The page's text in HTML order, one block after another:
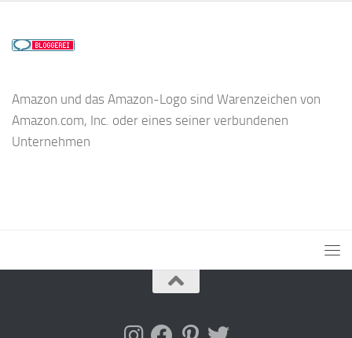
Amazon und das Amazon-Logo sind Warenzeichen von
Amazon.com, Inc. oder eines seiner verbundenen
Unternehmen